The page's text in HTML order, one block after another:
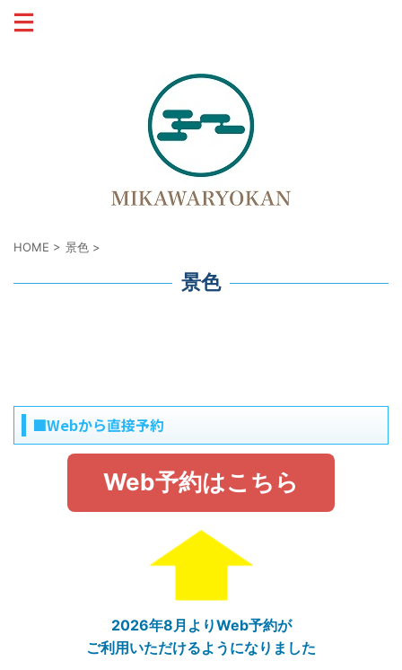
HOME > 景色 >
景色
■Webから直接予約
Web予約はこちら
2026年8月よりWeb予約が
ご利用いただけるようになりました